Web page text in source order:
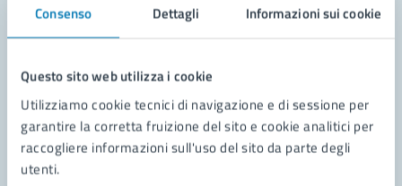
Consenso Dettagli Informazioni sui cookie
Questo sito web utilizza i cookie
Utilizziamo cookie tecnici di navigazione e di sessione per
garantire la corretta fruizione del sito e cookie analitici per
raccogliere informazioni sull'uso del sito da parte degli
utenti.
Leggi le domande frequenti
Richiedi assistenza
Prenota appuntamento
Problemi in città